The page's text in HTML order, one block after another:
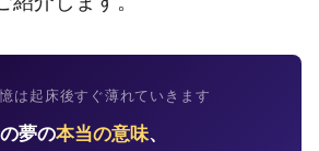
は起床後すぐ薄れていきます
夢の本当の意味、